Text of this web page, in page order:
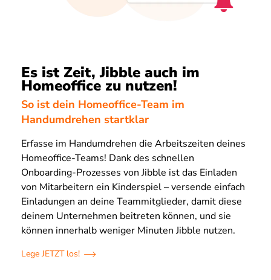
Es ist Zeit, Jibble auch im
Homeoffice zu nutzen!
So ist dein Homeoffice-Team im
Handumdrehen startklar
Erfasse im Handumdrehen die Arbeitszeiten deines
Homeoffice-Teams! Dank des schnellen
Onboarding-Prozesses von Jibble ist das Einladen
von Mitarbeitern ein Kinderspiel – versende einfach
Einladungen an deine Teammitglieder, damit diese
deinem Unternehmen beitreten können, und sie
können innerhalb weniger Minuten Jibble nutzen.
Lege JETZT los!